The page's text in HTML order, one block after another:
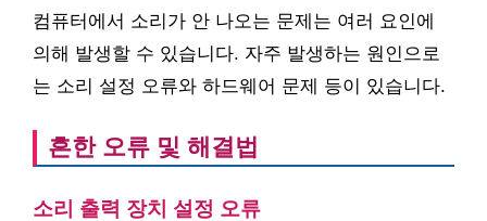
컴퓨터에서 소리가 안 나오는 문제는 여러 요인에
의해 발생할 수 있습니다. 자주 발생하는 원인으로
는 소리 설정 오류와 하드웨어 문제 등이 있습니다.
흔한 오류 및 해결법
소리 출력 장치 설정 오류